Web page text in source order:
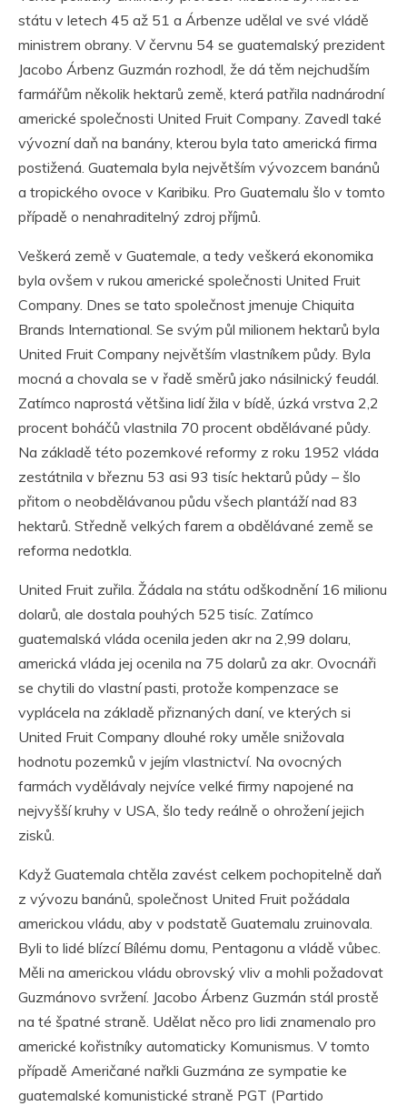
státu v letech 45 až 51 a Árbenze udělal ve své vládě
ministrem obrany. V červnu 54 se guatemalský prezident
Jacobo Árbenz Guzmán rozhodl, že dá těm nejchudším
farmářům několik hektarů země, která patřila nadnárodní
americké společnosti United Fruit Company. Zavedl také
vývozní daň na banány, kterou byla tato americká firma
postižená. Guatemala byla největším vývozcem banánů
a tropického ovoce v Karibiku. Pro Guatemalu šlo v tomto
případě o nenahraditelný zdroj příjmů.
Veškerá země v Guatemale, a tedy veškerá ekonomika
byla ovšem v rukou americké společnosti United Fruit
Company. Dnes se tato společnost jmenuje Chiquita
Brands International. Se svým půl milionem hektarů byla
United Fruit Company největším vlastníkem půdy. Byla
mocná a chovala se v řadě směrů jako násilnický feudál.
Zatímco naprostá většina lidí žila v bídě, úzká vrstva 2,2
procent boháčů vlastnila 70 procent obdělávané půdy.
Na základě této pozemkové reformy z roku 1952 vláda
zestátnila v březnu 53 asi 93 tisíc hektarů půdy – šlo
přitom o neobdělávanou půdu všech plantáží nad 83
hektarů. Středně velkých farem a obdělávané země se
reforma nedotkla.
United Fruit zuřila. Žádala na státu odškodnění 16 milionu
dolarů, ale dostala pouhých 525 tisíc. Zatímco
guatemalská vláda ocenila jeden akr na 2,99 dolaru,
americká vláda jej ocenila na 75 dolarů za akr. Ovocnáři
se chytili do vlastní pasti, protože kompenzace se
vyplácela na základě přiznaných daní, ve kterých si
United Fruit Company dlouhé roky uměle snižovala
hodnotu pozemků v jejím vlastnictví. Na ovocných
farmách vydělávaly nejvíce velké firmy napojené na
nejvyšší kruhy v USA, šlo tedy reálně o ohrožení jejich
zisků.
Když Guatemala chtěla zavést celkem pochopitelně daň
z vývozu banánů, společnost United Fruit požádala
americkou vládu, aby v podstatě Guatemalu zruinovala.
Byli to lidé blízcí Bílému domu, Pentagonu a vládě vůbec.
Měli na americkou vládu obrovský vliv a mohli požadovat
Guzmánovo svržení. Jacobo Árbenz Guzmán stál prostě
na té špatné straně. Udělat něco pro lidi znamenalo pro
americké kořistníky automaticky Komunismus. V tomto
případě Američané nařkli Guzmána ze sympatie ke
guatemalské komunistické straně PGT (Partido